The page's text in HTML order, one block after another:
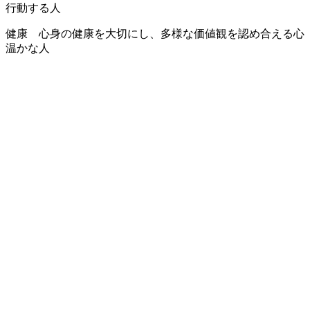
行動する人
健康 心身の健康を大切にし、多様な価値観を認め合える心
温かな人